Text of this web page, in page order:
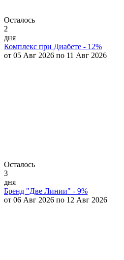
Осталось
2
дня
Комплекс при Диабете - 12%
от 05 Авг 2026 по 11 Авг 2026
Осталось
3
дня
Бренд "Две Линии" - 9%
от 06 Авг 2026 по 12 Авг 2026